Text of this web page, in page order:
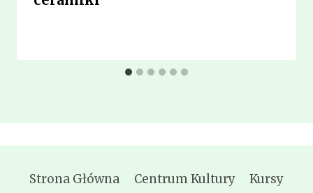
Strona Główna Centrum Kultury Kursy